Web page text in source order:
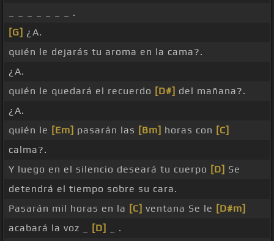
_ _ _ _ _ _ _ .
[G] ¿A.
quién le dejarás tu aroma en la cama?.
¿A.
quién le quedará el recuerdo [D#] del mañana?.
¿A.
quién le [Em] pasarán las [Bm] horas con [C]
calma?.
Y luego en el silencio deseará tu cuerpo [D] Se
detendrá el tiempo sobre su cara.
Pasarán mil horas en la [C] ventana Se le [D#m]
acabará la voz _
[D]
_ .